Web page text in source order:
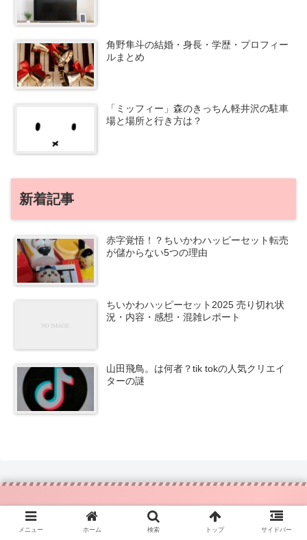
角野隼斗の結婚・身長・学歴・プロフィー
ルまとめ
「ミッフィー」森のきっちん軽井沢の駐車
場と場所と行き方は？
新着記事
赤字覚悟！？ちいかわハッピーセット転売
が儲からない5つの理由
ちいかわハッピーセット2025 売り切れ状
況・内容・感想・混雑レポート
山田飛鳥。は何者？tik tokの人気クリエイ
ターの謎
メニュー ホーム 検索 トップ サイドバー